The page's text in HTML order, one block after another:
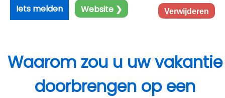
Iets melden Website ❯ Verwijderen
Waarom zou u uw vakantie
doorbrengen op een